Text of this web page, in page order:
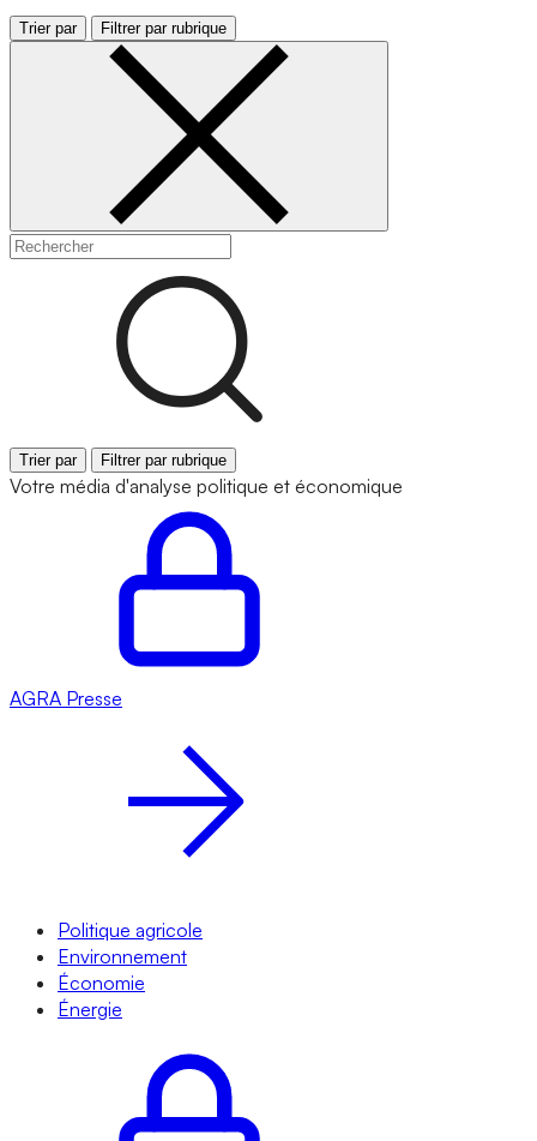
Trier par Filtrer par rubrique
Trier par Filtrer par rubrique
Votre média d'analyse politique et économique
AGRA Presse
Politique agricole
Environnement
Économie
Énergie